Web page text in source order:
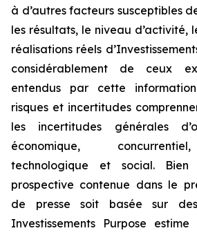
à d’autres facteurs susceptibles
les résultats, le niveau d’activité,
réalisations réels
considérablement de ceux
entendus par cette
risques et incertitudes
les incertitudes générales
économique,
technologique et social. Bien
prospective contenue dans le
de presse soit basée sur
Investissements Purpose